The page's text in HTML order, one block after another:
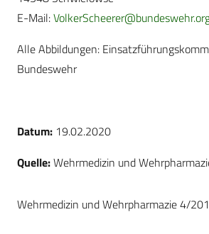
E-Mail:
Alle Abbildungen:
Bundeswehr
Datum: 19.02.2020
Quelle:Wehrmedizin und
Wehrmedizin und Wehrpharmazie 4/